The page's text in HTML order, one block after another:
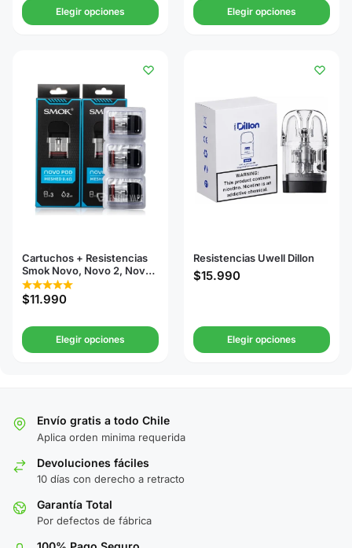
Elegir opciones Elegir opciones
Cartuchos + Resistencias
Smok Novo, Novo 2, Novo
3, Novo 2s
$11.990
Elegir opciones
Resistencias Uwell Dillon
$15.990
Elegir opciones
Envío gratis a todo Chile
Aplica orden minima requerida
Devoluciones fáciles
10 días con derecho a retracto
Garantía Total
Por defectos de fábrica